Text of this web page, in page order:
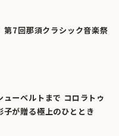
第7回那須クラシック音楽祭
ューベルトまで コロラトゥ
子が贈る極上のひととき